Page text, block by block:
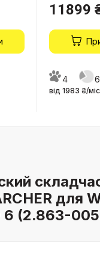
11899
4 6
від 1983 ₴/міс
для
6 (2.863-